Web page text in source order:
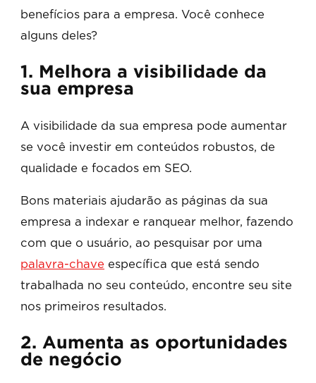
benefícios para a empresa. Você conhece
alguns deles?
1. Melhora a visibilidade da
sua empresa
A visibilidade da sua empresa pode aumentar
se você investir em conteúdos robustos, de
qualidade e focados em SEO.
Bons materiais ajudarão as páginas da sua
empresa a indexar e ranquear melhor, fazendo
com que o usuário, ao pesquisar por uma
palavra-chave específica que está sendo
trabalhada no seu conteúdo, encontre seu site
nos primeiros resultados.
2. Aumenta as oportunidades
de negócio